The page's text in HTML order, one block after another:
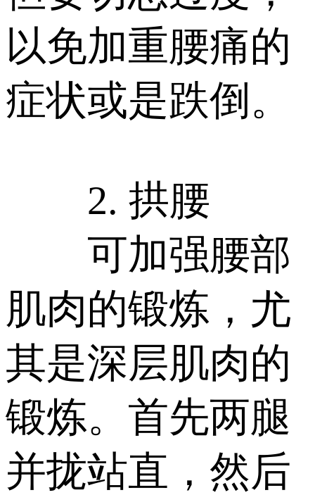
以免加重腰痛的
症状或是跌倒。
2. 拱腰
可加强腰部
肌肉的锻炼，尤
其是深层肌肉的
锻炼。首先两腿
并拢站直，然后